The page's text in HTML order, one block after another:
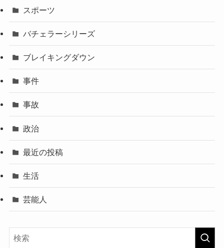
スポーツ
バチェラーシリーズ
ブレイキングダウン
事件
事故
政治
最近の投稿
生活
芸能人